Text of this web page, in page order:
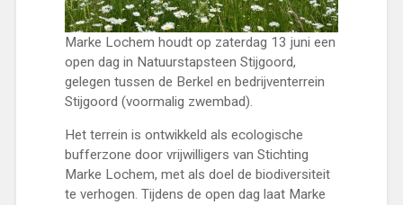
Marke Lochem houdt op zaterdag 13 juni een
open dag in Natuurstapsteen Stijgoord,
gelegen tussen de Berkel en bedrijventerrein
Stijgoord (voormalig zwembad).
Het terrein is ontwikkeld als ecologische
bufferzone door vrijwilligers van Stichting
Marke Lochem, met als doel de biodiversiteit
te verhogen. Tijdens de open dag laat Marke